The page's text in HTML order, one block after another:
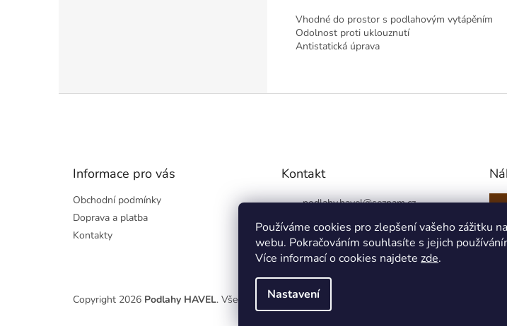
Používáme cookies pro zlepšení vašeho zážitku na
webu. Pokračováním souhlasíte s jejich
Více informací o cookies najdete zde.
Nastavení
Vhodné do prostor s podlahovým vytápěním
Odolnost proti uklouznutí
Antistatická úprava
Informace pro vás
Obchodní podmínky
Doprava a platba
Kontakty
Kontakt
podlahy.havel@seznam.cz
606 566 489 (Po-Pá 8-16)
Copyright 2026 Podlahy HAVEL. Všechna práva vyhrazena.